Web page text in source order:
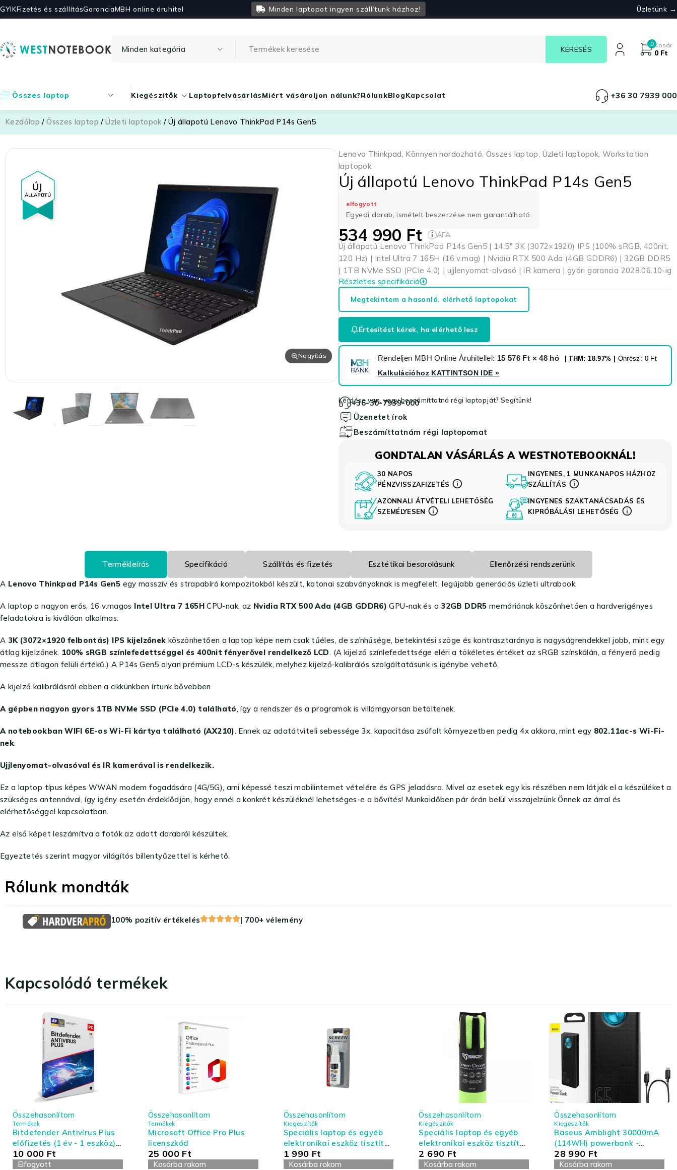
GYIKFizetés és szállításGarancia Minden laptopot ingyen szállítunk házhoz!
MBH online áruhitel Üzletünk →
0Kosár
0 Ft
Összes laptop Kiegészítők LaptopfelvásárlásMiért vásároljon nálunk?RólunkBlogKapcsolat +36 30 7939 000
Kezdőlap /Összes laptop /Üzleti laptopok / Új állapotú Lenovo ThinkPad P14s Gen5
Nagyítás
Lenovo Thinkpad, Könnyen hordozható, Összes laptop, Üzleti laptopok, Workstation
laptopok
Új állapotú Lenovo ThinkPad P14s Gen5
elfogyott
Egyedi darab, ismételt beszerzése nem garantálható.
534 990 Ft i ÁFA
Új állapotú Lenovo ThinkPad P14s Gen5 | 14.5″ 3K (3072×1920) IPS (100% sRGB, 400nit,
120 Hz) | Intel Ultra 7 165H (16 v.mag) | Nvidia RTX 500 Ada (4GB GDDR6) | 32GB DDR5
| 1TB NVMe SSD (PCIe 4.0) | ujjlenyomat-olvasó | IR kamera | gyári garancia 2028.06.10-ig
Részletes specifikáció
Megtekintem a hasonló, elérhető laptopokat
Értesítést kérek, ha elérhető lesz
Rendeljen MBH Online Áruhitellel: 15 576 Ft × 48 hó | THM: 18.97% | Önrész: 0 Ft
Kalkulációhoz KATTINTSON IDE »
Kérdése van, vagy beszámíttatná régi laptopját? Segítünk!
+36-30-7939-000
Üzenetet írok
Beszámíttatnám régi laptopomat
GONDTALAN VÁSÁRLÁS A WESTNOTEBOOKNÁL!
30 NAPOS
PÉNZVISSZAFIZETÉS
INGYENES, 1 MUNKANAPOS HÁZHOZ
SZÁLLÍTÁS
AZONNALI ÁTVÉTELI LEHETŐSÉG
SZEMÉLYESEN
INGYENES SZAKTANÁCSADÁS ÉS
KIPRÓBÁLÁSI LEHETŐSÉG
Termékleírás Specifikáció Szállítás és fizetés Esztétikai besorolásunk Ellenőrzési rendszerünk
A Lenovo Thinkpad P14s Gen5 egy masszív és strapabíró kompozitokból készült, katonai szabványoknak is megfelelt, legújabb generációs üzleti ultrabook.
A laptop a nagyon erős, 16 v.magos Intel Ultra 7 165HCPU-nak, az Nvidia RTX 500 Ada (4GB GDDR6) GPU-nak és a 32GB DDR5 memóriának köszönhetően a hardverigényes
feladatokra is kiválóan alkalmas.
A 3K (3072×1920 felbontás) IPS kijelzőnek köszönhetően a laptop képe nem csak tűéles, de színhűsége, betekintési szöge és kontrasztaránya is nagyságrendekkel jobb, mint egy
átlag kijelzőnek. 100% sRGB színlefedettséggel és 400nit fényerővel rendelkező LCD. (A kijelző színlefedettsége eléri a tökéletes értéket az sRGB színskálán, a fényerő pedig
messze átlagon felüli értékű.) A P14s Gen5 olyan prémium LCD-s készülék, melyhez kijelző-kalibrálós szolgáltatásunk is igénybe vehető.
A kijelző kalibrálásról ebben a cikkünkben írtunk bővebben
A gépben nagyon gyors 1TB NVMe SSD (PCIe 4.0) található, így a rendszer és a programok is villámgyorsan betöltenek.
A notebookban WIFI 6E-os Wi-Fi kártya található (AX210). Ennek az adatátviteli sebessége 3x, kapacitása zsúfolt környezetben pedig 4x akkora, mint egy 802.11ac-s Wi-Fi-
nek.
Ujjlenyomat-olvasóval és IR kamerával is rendelkezik.
Ez a laptop típus képes WWAN modem fogadására (4G/5G), ami képessé teszi mobilinternet vételére és GPS jeladásra. Mivel az esetek egy kis részében nem látják el a készüléket a
szükséges antennával, így igény esetén érdeklődjön, hogy ennél a konkrét készüléknél lehetséges-e a bővítés! Munkaidőben pár órán belül visszajelzünk Önnek az árral és
elérhetőséggel kapcsolatban.
Az első képet leszámítva a fotók az adott darabról készültek.
Egyeztetés szerint magyar világítós billentyűzettel is kérhető.
Rólunk mondták
100% pozitív értékelés | 700+ vélemény
Kapcsolódó termékek
Termékek
Bitdefender Antivírus Plus
előfizetés (1 év - 1 eszköz) -
Antivírus és Tűzfal
Összehasonlítom
10 000 Ft
Elfogyott
Termékek
Microsoft Office Pro Plus
licenszkód
Összehasonlítom
25 000 Ft
Kosárba rakom
Kiegészítők
Speciális laptop és egyéb
elektronikai eszköz tisztító
készlet - kis kiszerelés
Összehasonlítom
1 990 Ft
Kosárba rakom
Kiegészítők
Speciális laptop és egyéb
elektronikai eszköz tisztító
készlet - nagy kiszerelés
Összehasonlítom
2 690 Ft
Kosárba rakom
Kiegészítők
Baseus Amblight 30000mA
(114WH) powerbank -
Laptoppal kompatibilis
powerbank
Összehasonlítom
28 990 Ft
Kosárba rakom